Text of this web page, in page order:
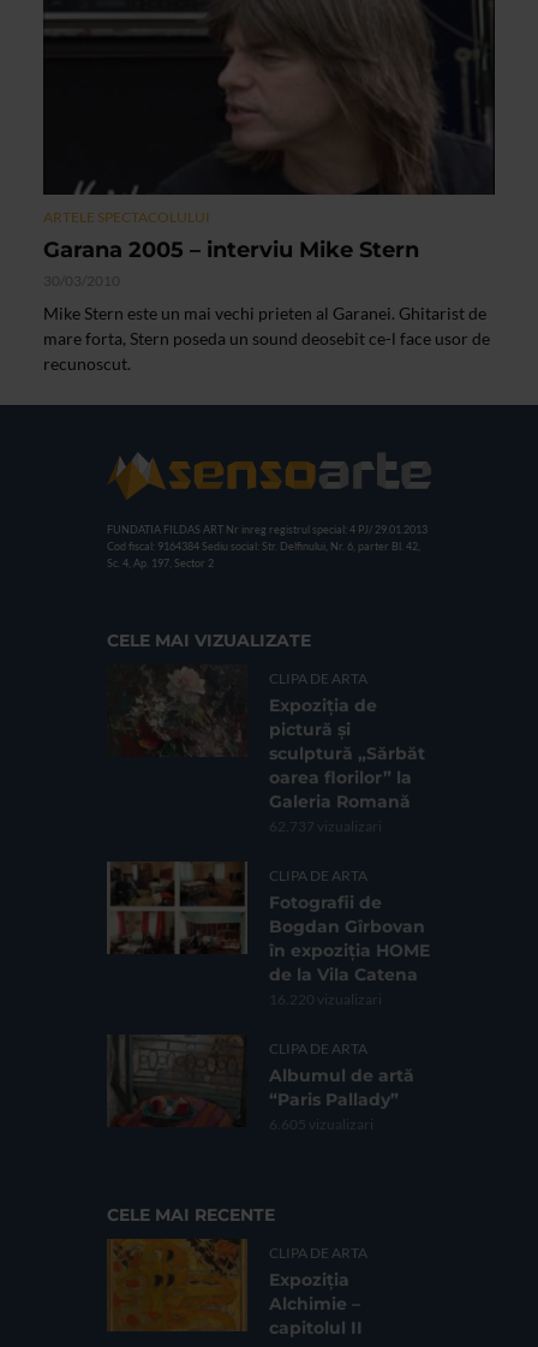
ARTELE SPECTACOLULUI
Garana 2005 – interviu Mike Stern
30/03/2010
Mike Stern este un mai vechi prieten al Garanei. Ghitarist de
mare forta, Stern poseda un sound deosebit ce-l face usor de
recunoscut.
FUNDATIA FILDAS ART Nr inreg registrul special: 4 PJ/ 29.01.2013
Cod fiscal: 9164384 Sediu social: Str. Delfinului, Nr. 6, parter Bl. 42,
Sc. 4, Ap. 197, Sector 2
CELE MAI VIZUALIZATE
CLIPA DE ARTA
Expoziția de
pictură și
sculptură „Sărbăt
oarea florilor” la
Galeria Romană
62.737 vizualizari
CLIPA DE ARTA
Fotografii de
Bogdan Gîrbovan
în expoziția HOME
de la Vila Catena
16.220 vizualizari
CLIPA DE ARTA
Albumul de artă
“Paris Pallady”
6.605 vizualizari
CELE MAI RECENTE
CLIPA DE ARTA
Expoziția
Alchimie –
capitolul II